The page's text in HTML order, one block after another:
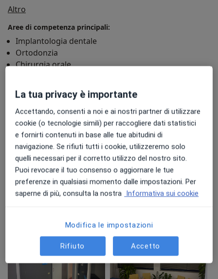
Altro
Aree di competenza principali:
Implantologia dentale
Ortodonzia
Chirurgia orale
Principali patologie trattate
Carie dentaria Gengivite
Pulpite
Malattia parodontale
Protesi +33
Presso questo indirizzo visito
Adulti
Bambini
Tipologia di visite
La tua privacy è importante
Accettando, consenti a noi e ai nostri partner di utilizzare
cookie (o tecnologie simili) per raccogliere dati statistici
e fornirti contenuti in base alle tue abitudini di
navigazione. Se rifiuti tutti i cookie, utilizzeremo solo
quelli necessari per il corretto utilizzo del nostro sito.
Puoi revocare il tuo consenso o aggiornare le tue
preferenze in qualsiasi momento dalle impostazioni. Per
saperne di più, consulta la nostra Informativa sui cookie
Modifica le impostazioni
Rifiuto Accetto